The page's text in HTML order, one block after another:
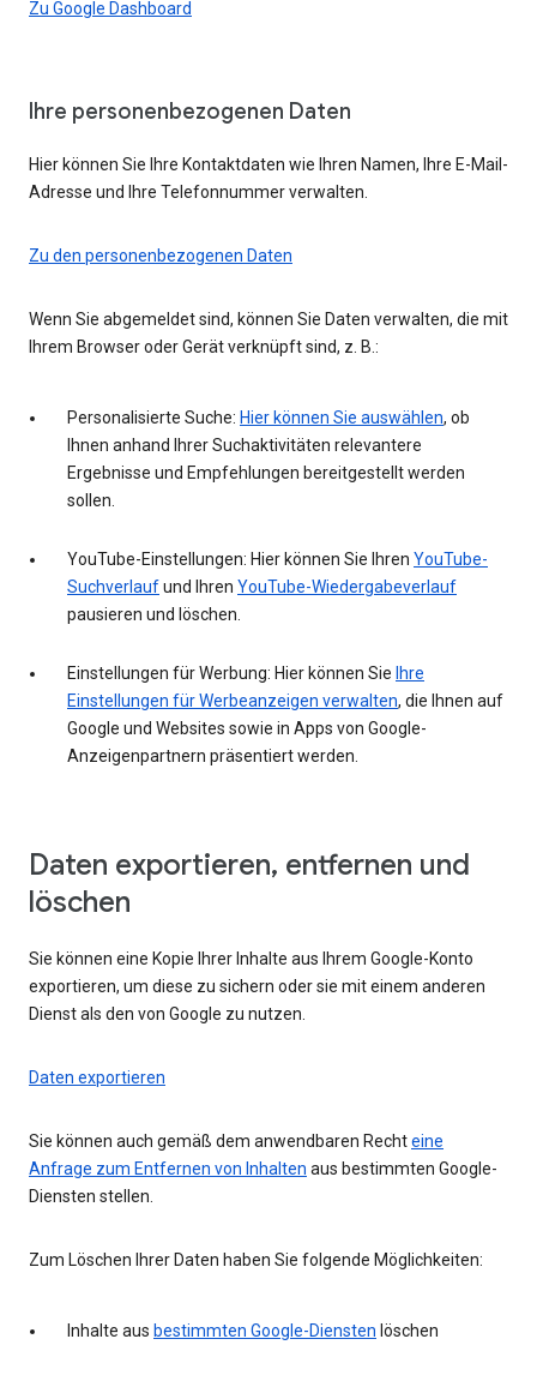
Zu Google Dashboard
Ihre personenbezogenen Daten
Hier können Sie Ihre Kontaktdaten wie Ihren Namen, Ihre E-Mail-
Adresse und Ihre Telefonnummer verwalten.
Zu den personenbezogenen Daten
Wenn Sie abgemeldet sind, können Sie Daten verwalten, die mit
Ihrem Browser oder Gerät verknüpft sind, z. B.:
Personalisierte Suche: Hier können Sie auswählen, ob
Ihnen anhand Ihrer Suchaktivitäten relevantere
Ergebnisse und Empfehlungen bereitgestellt werden
sollen.
YouTube-Einstellungen: Hier können Sie Ihren YouTube-
Suchverlaufund Ihren YouTube-Wiedergabeverlauf
pausieren und löschen.
Einstellungen für Werbung: Hier können Sie Ihre
Einstellungen für Werbeanzeigen verwalten, die Ihnen auf
Google und Websites sowie in Apps von Google-
Anzeigenpartnern präsentiert werden.
Daten exportieren, entfernen und
löschen
Sie können eine Kopie Ihrer Inhalte aus Ihrem Google-Konto
exportieren, um diese zu sichern oder sie mit einem anderen
Dienst als den von Google zu nutzen.
Daten exportieren
Sie können auch gemäß dem anwendbaren Rechteine
Anfrage zum Entfernen von Inhalten aus bestimmten Google-
Diensten stellen.
Zum Löschen Ihrer Daten haben Sie folgende Möglichkeiten:
Inhalte aus bestimmten Google-Diensten löschen